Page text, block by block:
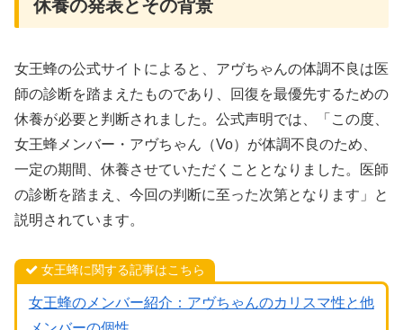
休養の発表とその背景
女王蜂の公式サイトによると、アヴちゃんの体調不良は医
師の診断を踏まえたものであり、回復を最優先するための
休養が必要と判断されました。公式声明では、「この度、
女王蜂メンバー・アヴちゃん（Vo）が体調不良のため、
一定の期間、休養させていただくこととなりました。医師
の診断を踏まえ、今回の判断に至った次第となります」と
説明されています。
女王蜂に関する記事はこちら
女王蜂のメンバー紹介：アヴちゃんのカリスマ性と他